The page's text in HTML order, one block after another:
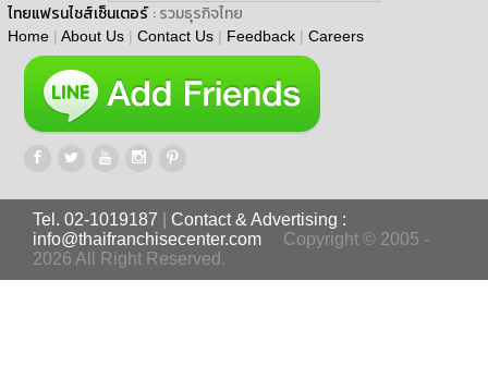
ไทยแฟรนไชส์เซ็นเตอร์ : รวมธุรกิจไทย
Home | About Us | Contact Us | Feedback | Careers
Tel. 02-1019187
Contact & Advertising :
info@thaifranchisecenter.com
Copyright © 2005 -
2026 All Right Reserved.